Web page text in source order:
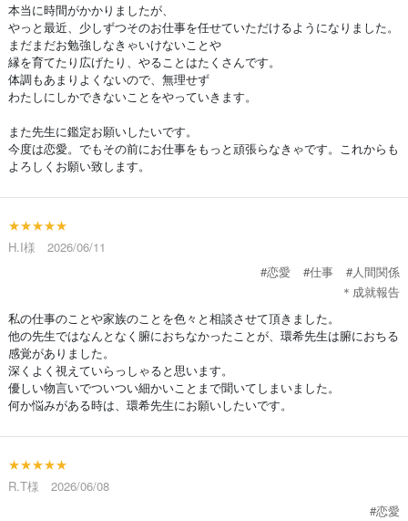
本当に時間がかかりましたが、
やっと最近、少しずつそのお仕事を任せていただけるようになりました。
まだまだお勉強しなきゃいけないことや
縁を育てたり広げたり、やることはたくさんです。
体調もあまりよくないので、無理せず
わたしにしかできないことをやっていきます。
また先生に鑑定お願いしたいです。
今度は恋愛。でもその前にお仕事をもっと頑張らなきゃです。これからも
よろしくお願い致します。
★★★★★
H.I様 2026/06/11
#恋愛
#仕事
#人間関係
＊成就報告
私の仕事のことや家族のことを色々と相談させて頂きました。
他の先生ではなんとなく腑におちなかったことが、環希先生は腑におちる
感覚がありました。
深くよく視えていらっしゃると思います。
優しい物言いでついつい細かいことまで聞いてしまいました。
何か悩みがある時は、環希先生にお願いしたいです。
★★★★★
R.T様 2026/06/08
#恋愛